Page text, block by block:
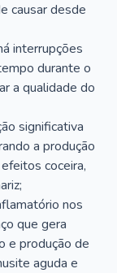
causar desde
interrupções
durante o
a qualidade do
significativa
a produção
coceira,
nos
que gera
e produção de
aguda e